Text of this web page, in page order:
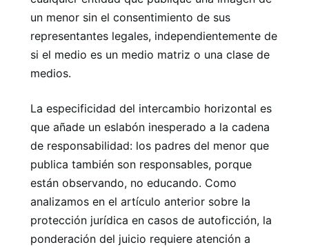
un menor sin el consentimiento de sus
representantes legales, independientemente de
si el medio es un medio matriz o una clase de
medios.
La especificidad del intercambio horizontal es
que añade un eslabón inesperado a la cadena
de responsabilidad: los padres del menor que
publica también son responsables, porque
están observando, no educando. Como
analizamos en el artículo anterior sobre la
protección jurídica en casos de autoficción, la
ponderación del juicio requiere atención a